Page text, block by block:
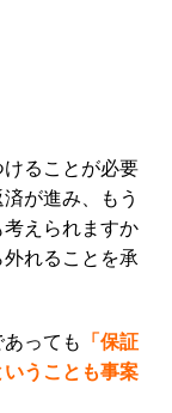
ることが必要
が進み、もう
えられますか
れることを承
っても
「保証
うことも事案